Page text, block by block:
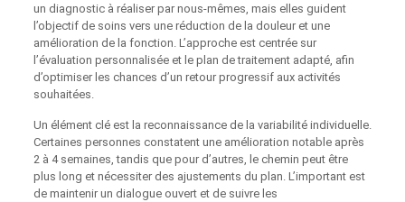
un diagnostic à réaliser par nous-mêmes, mais elles guident
l’objectif de soins vers une réduction de la douleur et une
amélioration de la fonction. L’approche est centrée sur
l’évaluation personnalisée et le plan de traitement adapté, afin
d’optimiser les chances d’un retour progressif aux activités
souhaitées.
Un élément clé est la reconnaissance de la variabilité individuelle.
Certaines personnes constatent une amélioration notable après
2 à 4 semaines, tandis que pour d’autres, le chemin peut être
plus long et nécessiter des ajustements du plan. L’important est
de maintenir un dialogue ouvert et de suivre les